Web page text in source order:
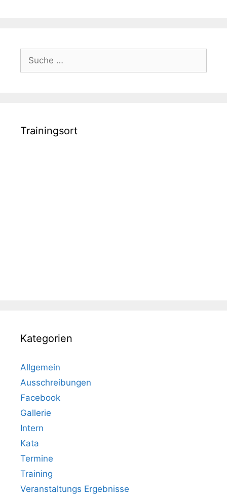
Suche
nach:
Trainingsort
Kategorien
Allgemein
Ausschreibungen
Facebook
Gallerie
Intern
Kata
Termine
Training
Veranstaltungs Ergebnisse